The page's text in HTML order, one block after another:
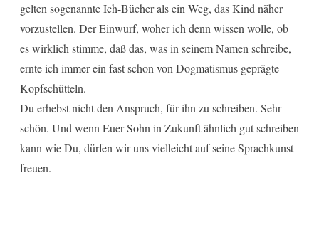
gelten sogenannte Ich-Bücher als ein Weg, das Kind näher
vorzustellen. Der Einwurf, woher ich denn wissen wolle, ob
es wirklich stimme, daß das, was in seinem Namen schreibe,
ernte ich immer ein fast schon von Dogmatismus geprägte
Kopfschütteln.
Du erhebst nicht den Anspruch, für ihn zu schreiben. Sehr
schön. Und wenn Euer Sohn in Zukunft ähnlich gut schreiben
kann wie Du, dürfen wir uns vielleicht auf seine Sprachkunst
freuen.